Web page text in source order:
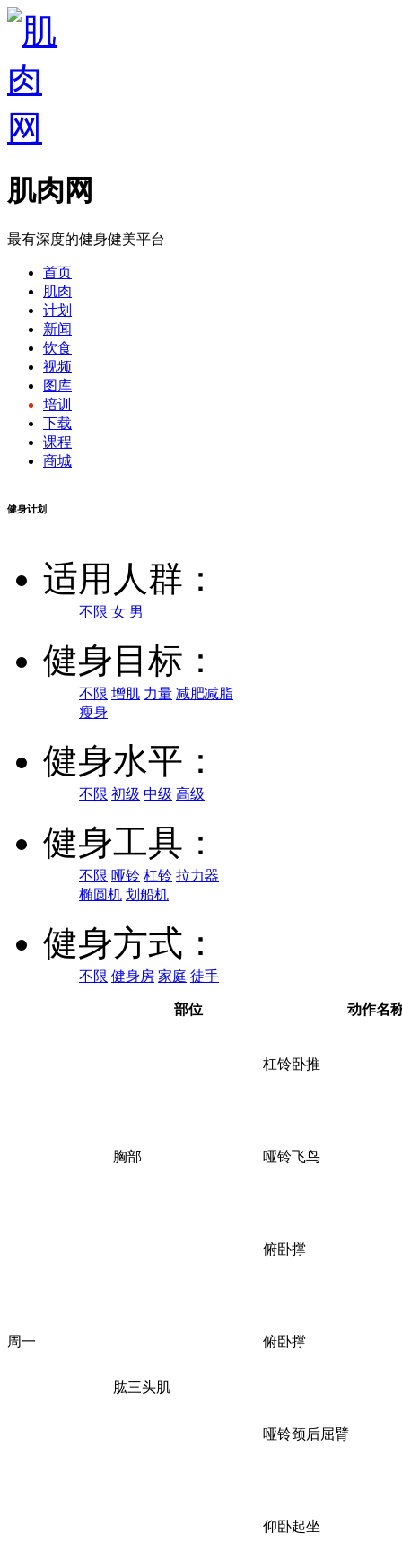
肌肉网
最有深度的健身健美平台
首页
肌肉
计划
新闻
饮食
视频
图库
培训
下载
课程
商城
健身计划
适用人群：
不限 女 男
健身目标：
不限 增肌 力量 减肥减脂
瘦身
健身水平：
不限 初级 中级 高级
健身工具：
不限 哑铃 杠铃 拉力器
椭圆机 划船机
健身方式：
不限 健身房 家庭 徒手
部位 动作名
周一
胸部
杠铃卧推
哑铃飞鸟
俯卧撑
肱三头肌
俯卧撑
哑铃颈后屈臂
仰卧起坐